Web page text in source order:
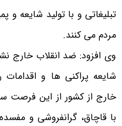
تبلیغاتی و با تولید شایعه و
مردم می کنند.
وی افزود: ضد انقلاب خارج
شایعه پراکنی ها و
خارج از کشور از این فرصت
با قاچاق، گرانفروشی و